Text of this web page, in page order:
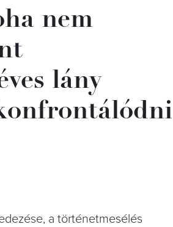
nem
lány
a történetmesélés